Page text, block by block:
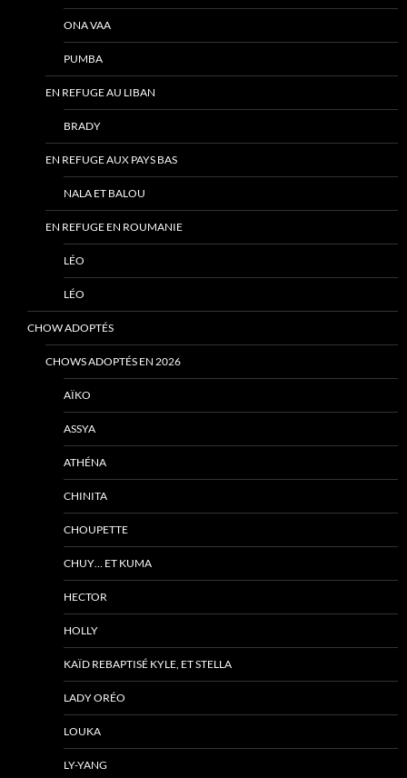
ONA VAA
PUMBA
EN REFUGE AU LIBAN
BRADY
EN REFUGE AUX PAYS BAS
NALA ET BALOU
EN REFUGE EN ROUMANIE
LÉO
LÉO
CHOW ADOPTÉS
CHOWS ADOPTÉS EN 2026
AÏKO
ASSYA
ATHÉNA
CHINITA
CHOUPETTE
CHUY… ET KUMA
HECTOR
HOLLY
KAÏD REBAPTISÉ KYLE, ET STELLA
LADY ORÉO
LOUKA
LY-YANG